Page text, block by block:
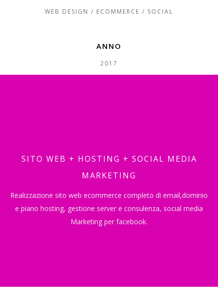
WEB DESIGN / ECOMMERCE / SOCIAL
ANNO
2017
SITO WEB + HOSTING + SOCIAL MEDIA
MARKETING
Realizzazione sito web ecommerce completo di email,dominio
e piano hosting, gestione server e consulenza, social media
Marketing per facebook.